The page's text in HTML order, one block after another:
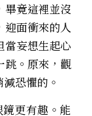
畢竟這裡並沒
面衝來的人
當妄想生起心
跳。原來，觀
恐懼的。